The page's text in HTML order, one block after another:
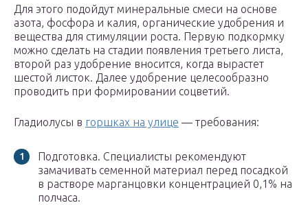
Для этого подойдут минеральные смеси на основе
азота, фосфора и калия, органические удобрения и
вещества для стимуляции роста. Первую подкормку
можно сделать на стадии появления третьего листа,
второй раз удобрение вносится, когда вырастет
шестой листок. Далее удобрение целесообразно
проводить при формировании соцветий.
Гладиолусы в горшках на улице — требования:
Подготовка. Специалисты рекомендуют
замачивать семенной материал перед посадкой
в растворе марганцовки концентрацией 0,1% на
полчаса.